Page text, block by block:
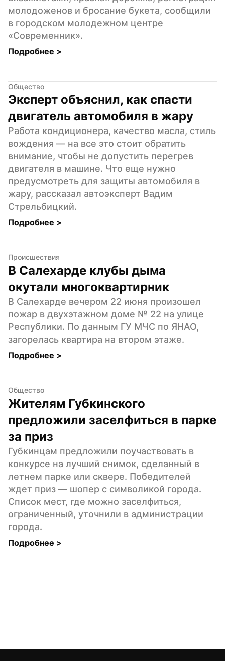
молодоженов и бросание букета, сообщили
в городском молодежном центре
«Современник».
Подробнее >
Общество
Эксперт объяснил, как спасти
двигатель автомобиля в жару
Работа кондиционера, качество масла, стиль
вождения — на все это стоит обратить
внимание, чтобы не допустить перегрев
двигателя в машине. Что еще нужно
предусмотреть для защиты автомобиля в
жару, рассказал автоэксперт Вадим
Стрельбицкий.
Подробнее >
Происшествия
В Салехарде клубы дыма
окутали многоквартирник
В Салехарде вечером 22 июня произошел
пожар в двухэтажном доме № 22 на улице
Республики. По данным ГУ МЧС по ЯНАО,
загорелась квартира на втором этаже.
Подробнее >
Общество
Жителям Губкинского
предложили заселфиться в парке
за приз
Губкинцам предложили поучаствовать в
конкурсе на лучший снимок, сделанный в
летнем парке или сквере. Победителей
ждет приз — шопер с символикой города.
Список мест, где можно заселфиться,
ограниченный, уточнили в администрации
города.
Подробнее >